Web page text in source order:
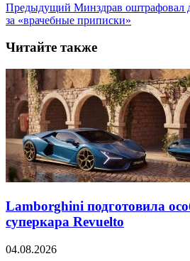
Предыдущий Минздрав оштрафовал
за «врачебные приписки»
Читайте также
Lamborghini подготовила
суперкара Revuelto
04.08.2026